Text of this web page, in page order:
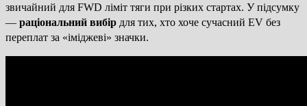
звичайний для FWD ліміт тяги при різких стартах. У підсумку
— раціональний вибір для тих, хто хоче сучасний EV без
переплат за «іміджеві» значки.